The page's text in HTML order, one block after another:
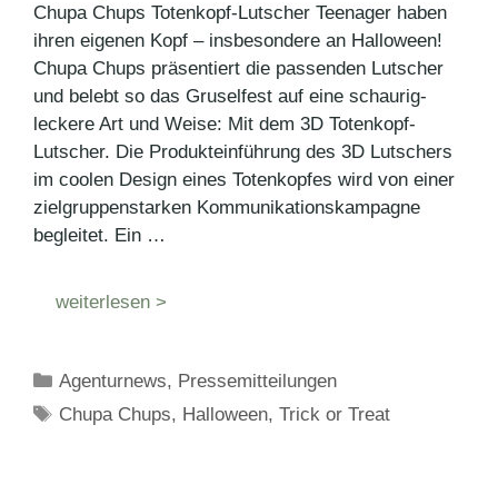
Chupa Chups Totenkopf-Lutscher Teenager haben
ihren eigenen Kopf – insbesondere an Halloween!
Chupa Chups präsentiert die passenden Lutscher
und belebt so das Gruselfest auf eine schaurig-
leckere Art und Weise: Mit dem 3D Totenkopf-
Lutscher. Die Produkteinführung des 3D Lutschers
im coolen Design eines Totenkopfes wird von einer
zielgruppenstarken Kommunikationskampagne
begleitet. Ein …
weiterlesen >
Kategorien
Agenturnews, Pressemitteilungen
Schlagwörter
Chupa Chups, Halloween,Trick or Treat